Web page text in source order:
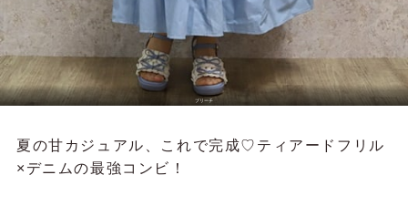
ブリーチ
夏の甘カジュアル、これで完成♡ティアードフリル
×デニムの最強コンビ！